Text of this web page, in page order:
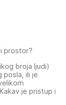
prostor?
broja ljudi)
posla, ili je
je pristup i